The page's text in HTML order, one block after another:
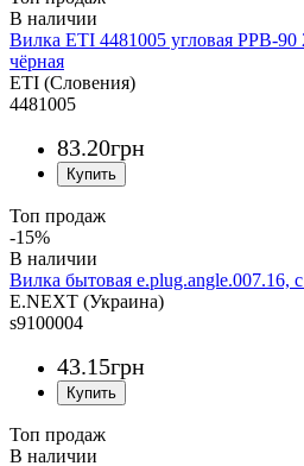
Вилка ETI 4481005 угловая PPB-
чёрная
ETI (Словения)
4481005
83.20грн
Топ продаж
-15%
Вилка бытовая e.plug.angle.007.16,
E.NEXT (Украина)
s9100004
43.15грн
Топ продаж